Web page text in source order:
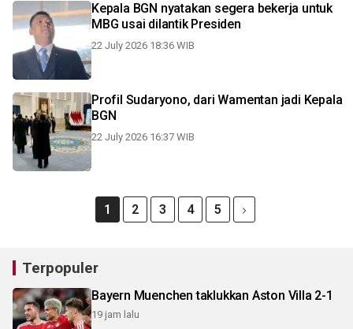
Kepala BGN nyatakan segera bekerja untuk
MBG usai dilantik Presiden
22 July 2026 18:36 WIB
Profil Sudaryono, dari Wamentan jadi Kepala
BGN
22 July 2026 16:37 WIB
1 2 3 4 5
Terpopuler
Bayern Muenchen taklukkan Aston Villa 2-1
19 jam lalu